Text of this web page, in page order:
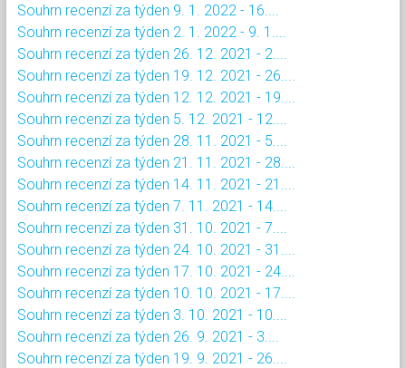
Souhrn recenzí za týden 9. 1. 2022 - 16....
Souhrn recenzí za týden 2. 1. 2022 - 9. 1....
Souhrn recenzí za týden 26. 12. 2021 - 2....
Souhrn recenzí za týden 19. 12. 2021 - 26....
Souhrn recenzí za týden 12. 12. 2021 - 19....
Souhrn recenzí za týden 5. 12. 2021 - 12....
Souhrn recenzí za týden 28. 11. 2021 - 5....
Souhrn recenzí za týden 21. 11. 2021 - 28....
Souhrn recenzí za týden 14. 11. 2021 - 21....
Souhrn recenzí za týden 7. 11. 2021 - 14....
Souhrn recenzí za týden 31. 10. 2021 - 7....
Souhrn recenzí za týden 24. 10. 2021 - 31....
Souhrn recenzí za týden 17. 10. 2021 - 24....
Souhrn recenzí za týden 10. 10. 2021 - 17....
Souhrn recenzí za týden 3. 10. 2021 - 10....
Souhrn recenzí za týden 26. 9. 2021 - 3....
Souhrn recenzí za týden 19. 9. 2021 - 26....